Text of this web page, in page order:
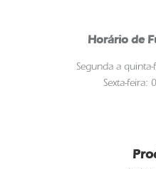
Horário de
Segunda a
Sexta-feira: